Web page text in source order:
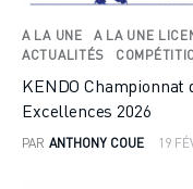
A LA UNE A LA UNE
ACTUALITÉS
KENDO Championnat
Excellences 2026
PAR ANTHONY COUE 19